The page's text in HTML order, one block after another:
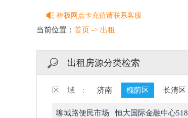
棒极网点卡充值请联系客服
客服QQ:2692290505
当前位置： 首页 -> 出租
出租房源分类检索
区域: 济南 槐荫区 长清区
聊城路便民市场 恒大国际金融中心518